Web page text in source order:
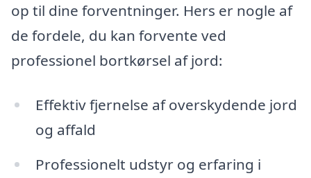
op til dine forventninger. Hers er nogle af
de fordele, du kan forvente ved
professionel bortkørsel af jord:
Effektiv fjernelse af overskydende jord
og affald
Professionelt udstyr og erfaring i